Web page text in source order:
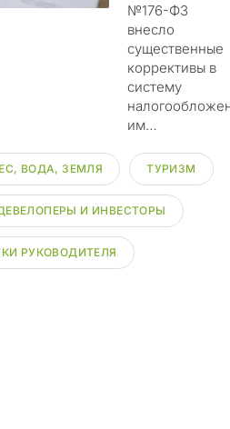
№176-ФЗ
внесло
существенные
коррективы в
систему
им…
ВОДА, ЗЕМЛЯ ТУРИЗМ
И ИНВЕСТОРЫ
РУКОВОДИТЕЛЯ